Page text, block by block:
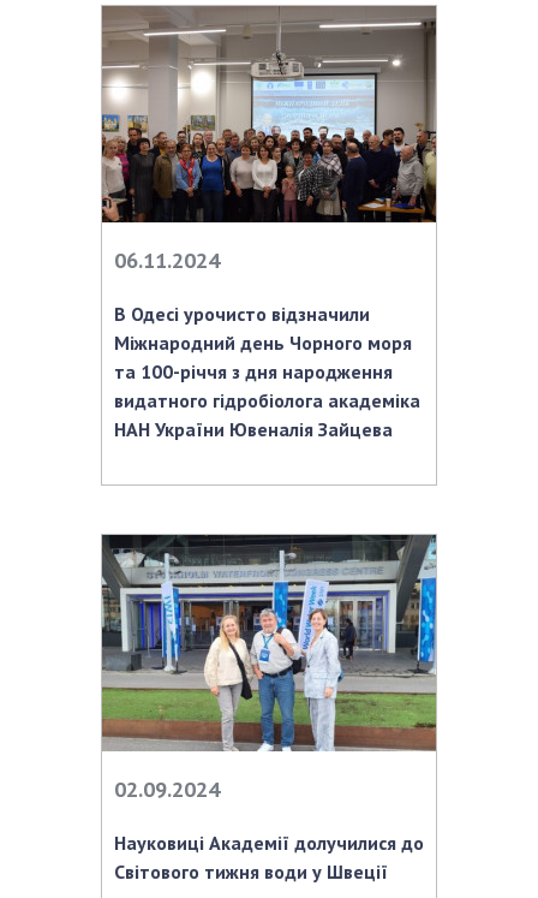
ЗАСІДАННЯ ПРЕЗИДІЇ НАН УКРАЇНИ
НАУКОВІ ВИДАННЯ
МЕДІА ПРО НАС
АКАДЕМІЯ КОМЕНТУЄ
КОНТАКТИ
ПРОФСПІЛКА НАН УКРАЇНИ
КАБІНЕТ
06.11.2024
В Одесі урочисто відзначили
Міжнародний день Чорного моря
та 100-річчя з дня народження
видатного гідробіолога академіка
НАН України Ювеналія Зайцева
02.09.2024
Науковиці Академії долучилися до
Світового тижня води у Швеції